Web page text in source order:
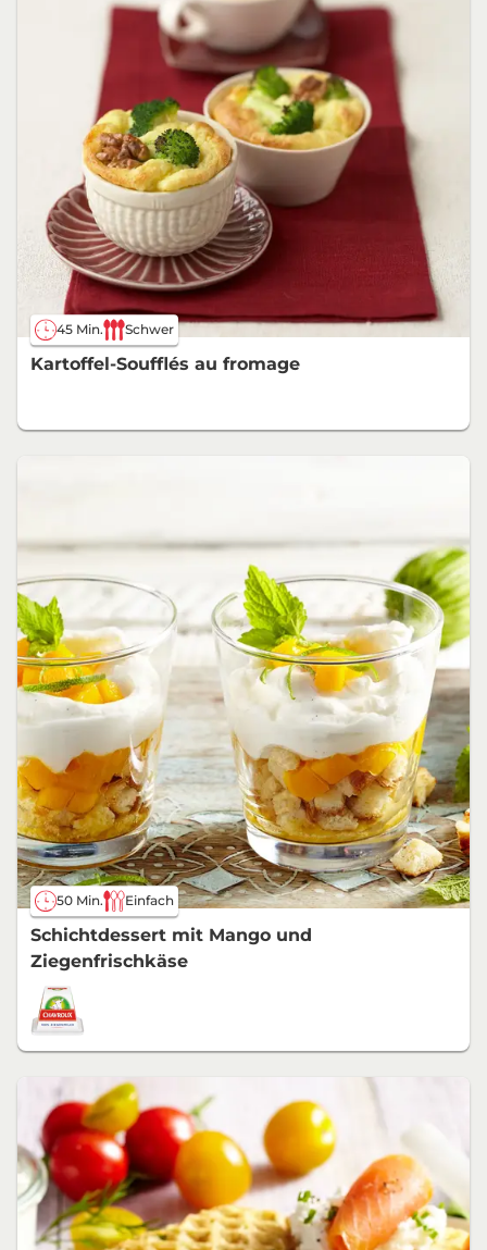
45 Min. Schwer
Kartoffel-Soufflés au fromage
50 Min. Einfach
Schichtdessert mit Mango und
Ziegenfrischkäse